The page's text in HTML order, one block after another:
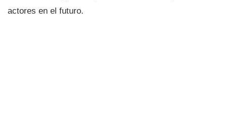
actores en el futuro.